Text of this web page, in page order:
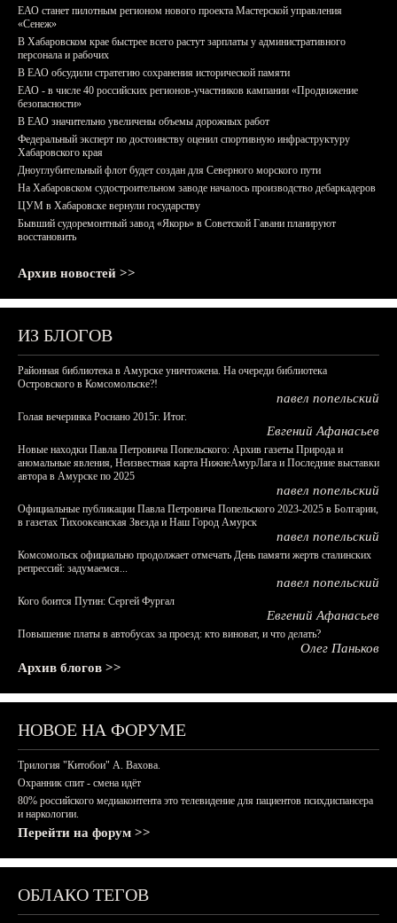
ЕАО станет пилотным регионом нового проекта Мастерской управления
«Сенеж»
В Хабаровском крае быстрее всего растут зарплаты у административного
персонала и рабочих
В ЕАО обсудили стратегию сохранения исторической памяти
ЕАО - в числе 40 российских регионов-участников кампании «Продвижение
безопасности»
В ЕАО значительно увеличены объемы дорожных работ
Федеральный эксперт по достоинству оценил спортивную инфраструктуру
Хабаровского края
Дноуглубительный флот будет создан для Северного морского пути
На Хабаровском судостроительном заводе началось производство дебаркадеров
ЦУМ в Хабаровске вернули государству
Бывший судоремонтный завод «Якорь» в Советской Гавани планируют
восстановить
Архив новостей >>
ИЗ БЛОГОВ
Районная библиотека в Амурске уничтожена. На очереди библиотека
Островского в Комсомольске?!
павел попельский
Голая вечеринка Роснано 2015г. Итог.
Евгений Афанасьев
Новые находки Павла Петровича Попельского: Архив газеты Природа и
аномальные явления, Неизвестная карта НижнеАмурЛага и Последние выставки
автора в Амурске по 2025
павел попельский
Официальные публикации Павла Петровича Попельского 2023-2025 в Болгарии,
в газетах Тихоокеанская Звезда и Наш Город Амурск
павел попельский
Комсомольск официально продолжает отмечать День памяти жертв сталинских
репрессий: задумаемся...
павел попельский
Кого боится Путин: Сергей Фургал
Евгений Афанасьев
Повышение платы в автобусах за проезд: кто виноват, и что делать?
Олег Паньков
Архив блогов >>
НОВОЕ НА ФОРУМЕ
Трилогия "Китобои" А. Вахова.
Охранник спит - смена идёт
80% российского медиаконтента это телевидение для пациентов психдиспансера
и наркологии.
Перейти на форум >>
ОБЛАКО ТЕГОВ